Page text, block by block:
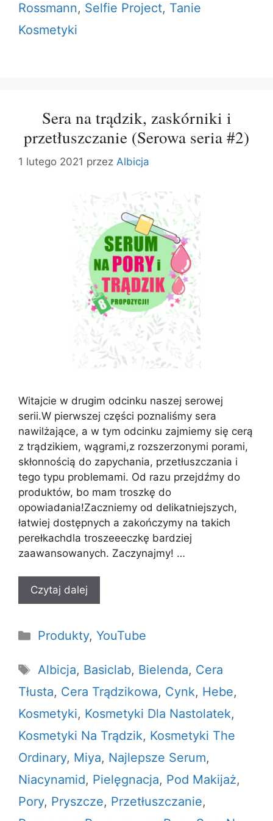
Rossmann, Selfie Project, Tanie
Kosmetyki
Sera na trądzik, zaskórniki i
przetłuszczanie (Serowa seria #2)
1 lutego 2021 przez Albicja
Witajcie w drugim odcinku naszej serowej
serii.W pierwszej części poznaliśmy sera
nawilżające, a w tym odcinku zajmiemy się cerą
z trądzikiem, wągrami,z rozszerzonymi porami,
skłonnością do zapychania, przetłuszczania i
tego typu problemami. Od razu przejdźmy do
produktów, bo mam troszkę do
opowiadania!Zaczniemy od delikatniejszych,
łatwiej dostępnych a zakończymy na takich
perełkachdla troszeeeczkę bardziej
zaawansowanych. Zaczynajmy! …
Czytaj dalej
Kategorie
Produkty, YouTube
Tagi
Albicja, Basiclab, Bielenda, Cera
Tłusta, Cera Trądzikowa, Cynk, Hebe,
Kosmetyki, Kosmetyki Dla Nastolatek,
Kosmetyki Na Trądzik, Kosmetyki The
Ordinary, Miya, Najlepsze Serum,
Niacynamid, Pielęgnacja, Pod Makijaż,
Pory, Pryszcze, Przetłuszczanie,